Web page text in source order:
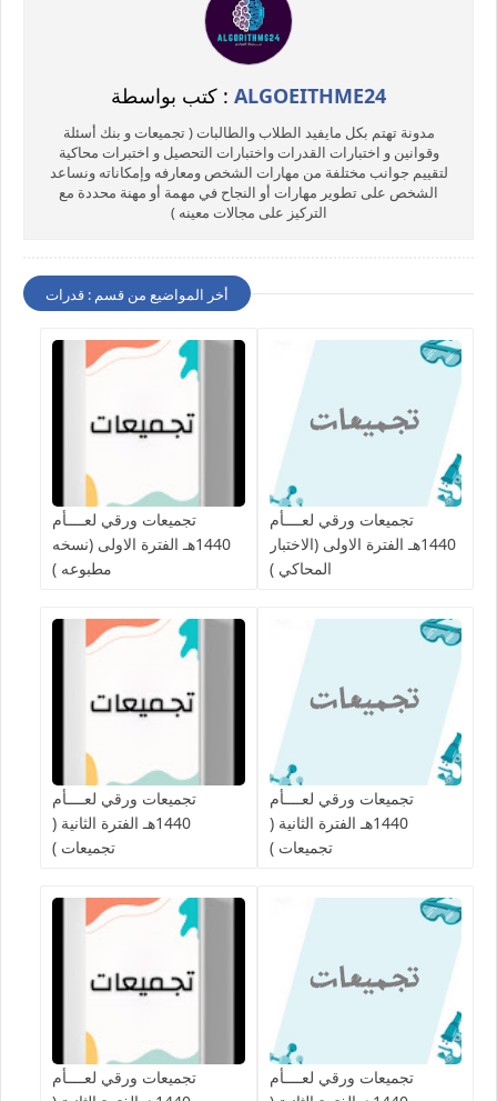
كتب بواسطة : ALGOEITHME24
مدونة تهتم بكل مايفيد الطلاب والطالبات ( تجميعات و بنك أسئلة
وقوانين و اختبارات القدرات واختبارات التحصيل و اختبرات محاكية
لتقييم جوانب مختلفة من مهارات الشخص ومعارفه وإمكاناته ونساعد
الشخص على تطوير مهارات أو النجاح في مهمة أو مهنة محددة مع
التركيز على مجالات معينه )
أخر المواضيع من قسم : قدرات
تجميعات ورقي لعــــأم
1440هـ الفترة الاولى (نسخه
مطبوعه )
تجميعات ورقي لعــــأم
1440هـ الفترة الاولى (الاختبار
المحاكي )
تجميعات ورقي لعــــأم
1440هـ الفترة الثانية (
تجميعات )
تجميعات ورقي لعــــأم
1440هـ الفترة الثانية (
تجميعات )
تجميعات ورقي لعــــأم
تجميعات ورقي لعــــأم